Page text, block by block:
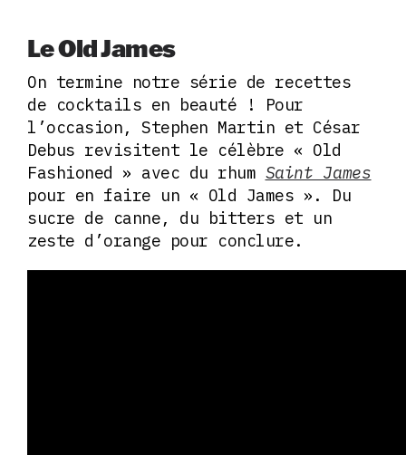
Le Old James
On termine notre série de recettes
de cocktails en beauté ! Pour
l’occasion, Stephen Martin et César
Debus revisitent le célèbre « Old
Fashioned » avec du rhum Saint James
pour en faire un « Old James ». Du
sucre de canne, du bitters et un
zeste d’orange pour conclure.